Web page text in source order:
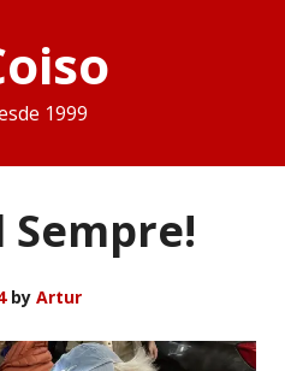
1999
Sempre!
by Artur